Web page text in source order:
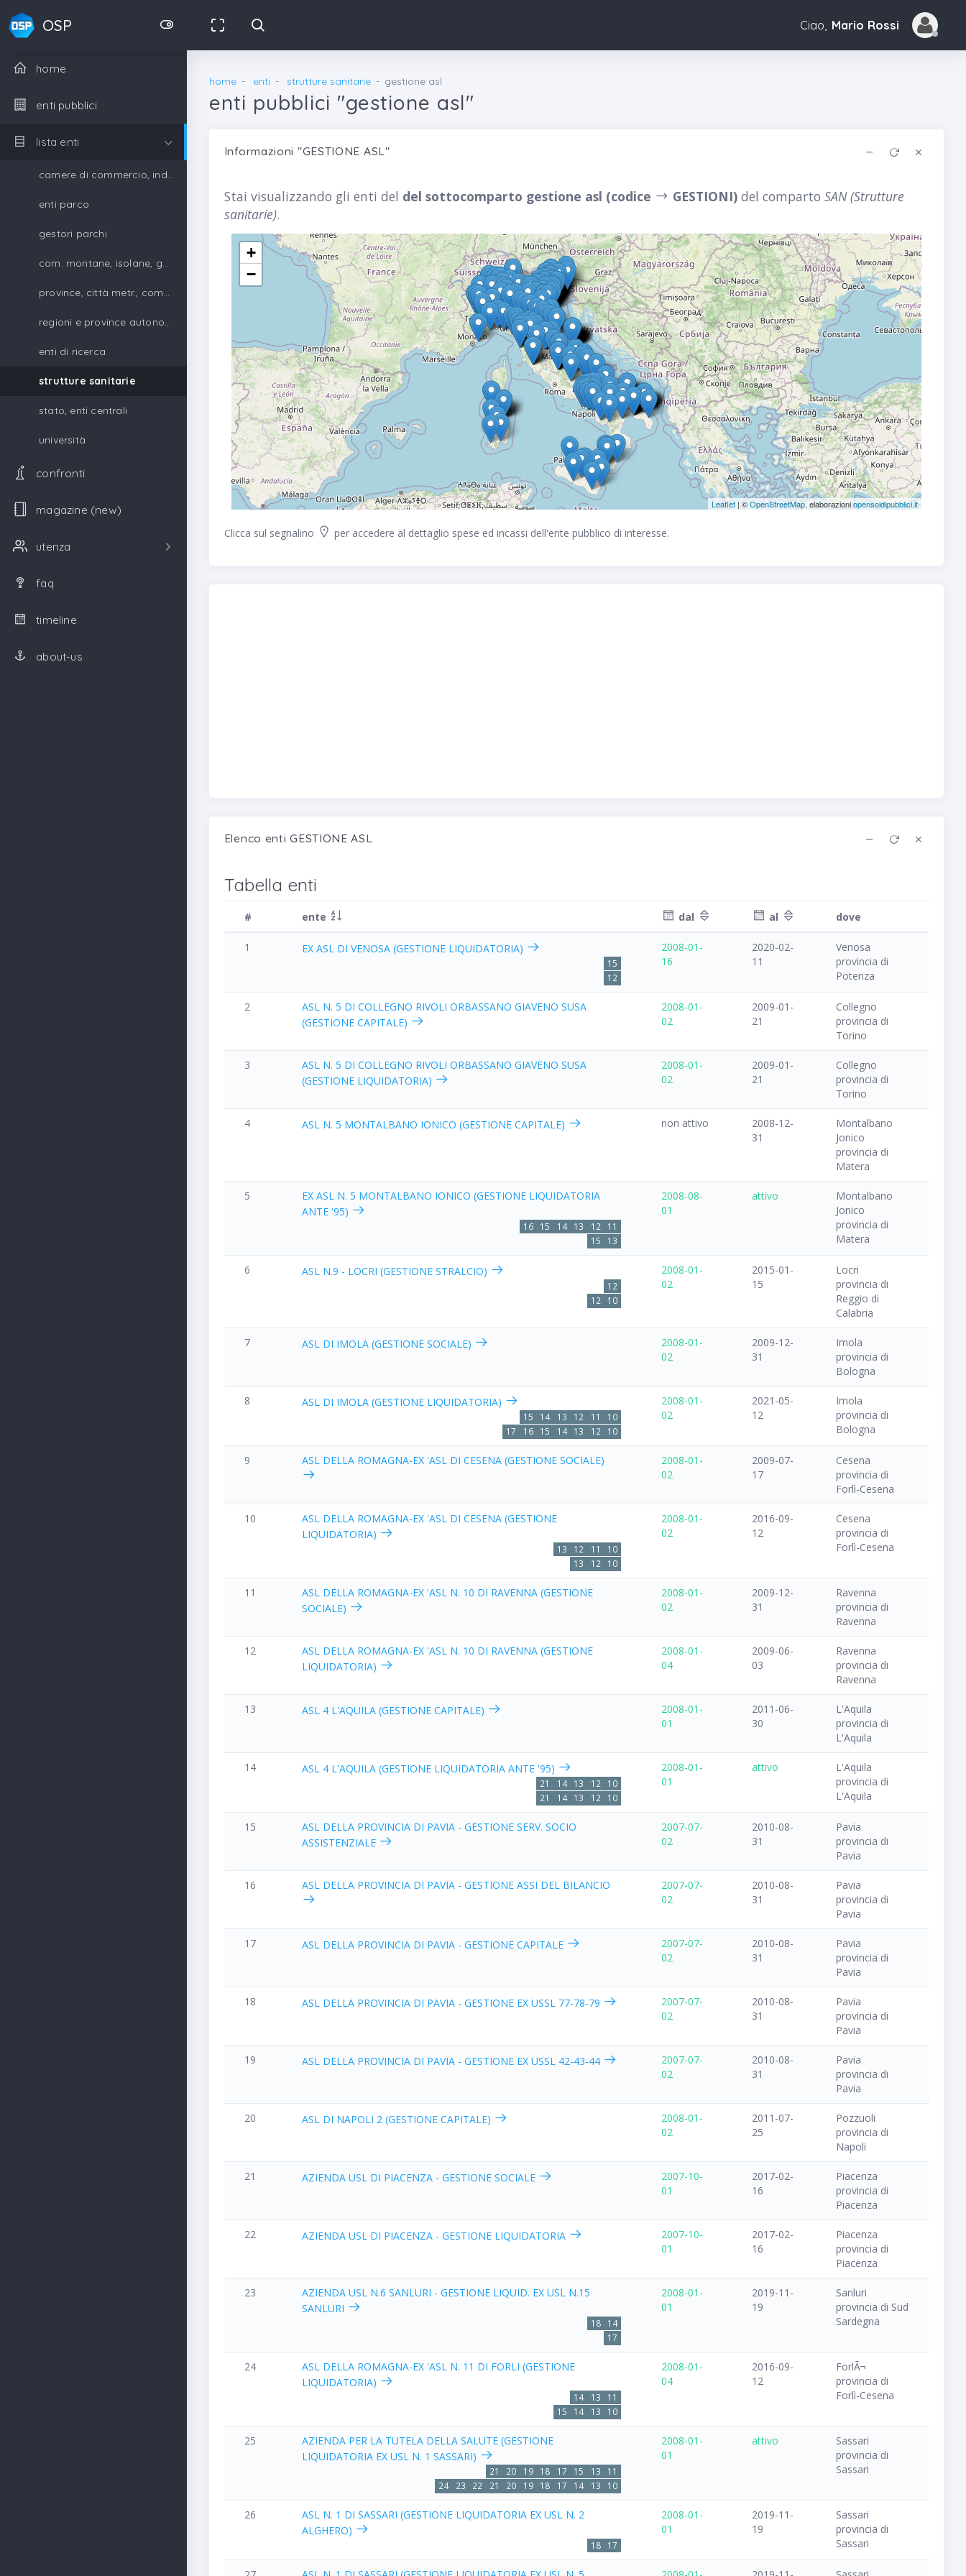
OSP Ciao, Mario Rossi
home
enti pubblici
lista enti
camere di commercio, industria, artigianato e agricoltura
enti parco
gestori parchi
com. montane, isolane, gestori parchi
province, città metr., comuni, unione di comuni
regioni e province autonome
enti di ricerca
strutture sanitarie
stato, enti centrali
università
confronti
magazine (new)
utenza
faq
timeline
about-us
home enti strutture sanitarie gestione asl
enti pubblici "gestione asl"
Informazioni "GESTIONE ASL"
Stai visualizzando gli enti del del sottocomparto gestione asl (codice GESTIONI)del comparto SAN (Strutture
sanitarie).
+
−
Leaflet | ©OpenStreetMap, elaborazioniopensoldipubblici.it
Clicca sul segnalino per accedere al dettaglio spese ed incassi dell'ente pubblico di interesse.
Elenco enti GESTIONE ASL
Tabella enti
# ente dal al dove
1 EX ASL DI VENOSA (GESTIONE LIQUIDATORIA)
15
12
2008-01-
16
2020-02-
11
Venosa
provincia di
Potenza
2
ASL N. 5 DI COLLEGNO RIVOLI ORBASSANO GIAVENO SUSA
(GESTIONE CAPITALE)
2008-01-
02
2009-01-
21
Collegno
provincia di
Torino
3
ASL N. 5 DI COLLEGNO RIVOLI ORBASSANO GIAVENO SUSA
(GESTIONE LIQUIDATORIA)
2008-01-
02
2009-01-
21
Collegno
provincia di
Torino
4 ASL N. 5 MONTALBANO IONICO (GESTIONE CAPITALE) non attivo
2008-12-
31
Montalbano
Jonico
provincia di
Matera
5
EX ASL N. 5 MONTALBANO IONICO (GESTIONE LIQUIDATORIA
ANTE '95)
16 15 14 13 12
11
15
13
2008-08-
01
attivo
Montalbano
Jonico
provincia di
Matera
6 ASL N.9 - LOCRI (GESTIONE STRALCIO)
12
12
10
2008-01-
02
2015-01-
15
Locri
provincia di
Reggio di
Calabria
7 ASL DI IMOLA (GESTIONE SOCIALE)
2008-01-
02
2009-12-
31
Imola
provincia di
Bologna
8 ASL DI IMOLA (GESTIONE LIQUIDATORIA)
15 14 13 12 11
10
17
16 15 14 13 12 10
2008-01-
02
2021-05-
12
Imola
provincia di
Bologna
9 ASL DELLA ROMAGNA-EX 'ASL DI CESENA (GESTIONE SOCIALE)
2008-01-
02
2009-07-
17
Cesena
provincia di
Forlì-Cesena
10
ASL DELLA ROMAGNA-EX 'ASL DI CESENA (GESTIONE
LIQUIDATORIA)
13 12 11
10
13
12 10
2008-01-
02
2016-09-
12
Cesena
provincia di
Forlì-Cesena
11
ASL DELLA ROMAGNA-EX 'ASL N. 10 DI RAVENNA (GESTIONE
SOCIALE)
2008-01-
02
2009-12-
31
Ravenna
provincia di
Ravenna
12
ASL DELLA ROMAGNA-EX 'ASL N. 10 DI RAVENNA (GESTIONE
LIQUIDATORIA)
2008-01-
04
2009-06-
03
Ravenna
provincia di
Ravenna
13 ASL 4 L'AQUILA (GESTIONE CAPITALE)
2008-01-
01
2011-06-
30
L'Aquila
provincia di
L'Aquila
14 ASL 4 L'AQUILA (GESTIONE LIQUIDATORIA ANTE '95)
21 14 13 12
10
21
14 13 12 10
2008-01-
01
attivo
L'Aquila
provincia di
L'Aquila
15
ASL DELLA PROVINCIA DI PAVIA - GESTIONE SERV. SOCIO
ASSISTENZIALE
2007-07-
02
2010-08-
31
Pavia
provincia di
Pavia
16 ASL DELLA PROVINCIA DI PAVIA - GESTIONE ASSI DEL BILANCIO
2007-07-
02
2010-08-
31
Pavia
provincia di
Pavia
17 ASL DELLA PROVINCIA DI PAVIA - GESTIONE CAPITALE
2007-07-
02
2010-08-
31
Pavia
provincia di
Pavia
18 ASL DELLA PROVINCIA DI PAVIA - GESTIONE EX USSL 77-78-79
2007-07-
02
2010-08-
31
Pavia
provincia di
Pavia
19 ASL DELLA PROVINCIA DI PAVIA - GESTIONE EX USSL 42-43-44
2007-07-
02
2010-08-
31
Pavia
provincia di
Pavia
20 ASL DI NAPOLI 2 (GESTIONE CAPITALE)
2008-01-
02
2011-07-
25
Pozzuoli
provincia di
Napoli
21 AZIENDA USL DI PIACENZA - GESTIONE SOCIALE
2007-10-
01
2017-02-
16
Piacenza
provincia di
Piacenza
22 AZIENDA USL DI PIACENZA - GESTIONE LIQUIDATORIA
2007-10-
01
2017-02-
16
Piacenza
provincia di
Piacenza
23
AZIENDA USL N.6 SANLURI - GESTIONE LIQUID. EX USL N.15
SANLURI
18
14
17
2008-01-
01
2019-11-
19
Sanluri
provincia di Sud
Sardegna
24
ASL DELLA ROMAGNA-EX 'ASL N. 11 DI FORLI (GESTIONE
LIQUIDATORIA)
14 13
11
15
14 13 10
2008-01-
04
2016-09-
12
ForlÃ¬
provincia di
Forlì-Cesena
25
AZIENDA PER LA TUTELA DELLA SALUTE (GESTIONE
LIQUIDATORIA EX USL N. 1 SASSARI)
21 20 19 18 17 15 13
11
24
23 22 21 20 19 18 17 14 13 10
2008-01-
01
attivo
Sassari
provincia di
Sassari
26
ASL N. 1 DI SASSARI (GESTIONE LIQUIDATORIA EX USL N. 2
ALGHERO)
18 17
2008-01-
01
2019-11-
19
Sassari
provincia di
Sassari